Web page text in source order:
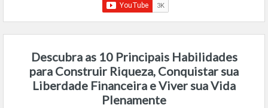
Descubra as 10 Principais Habilidades
para Construir Riqueza, Conquistar sua
Liberdade Financeira e Viver sua Vida
Plenamente